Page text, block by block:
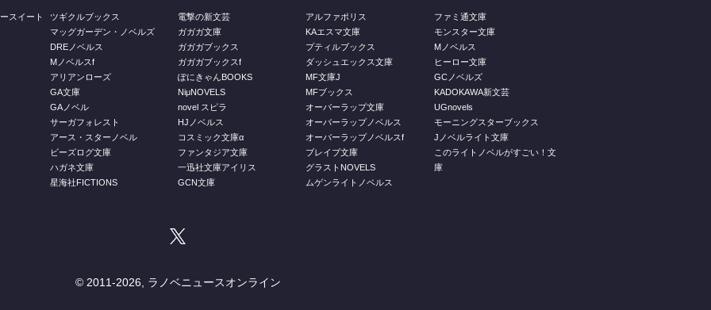
スイート
ツギクルブックス
マッグガーデン・ノベルズ
DREノベルス
Mノベルスf
アリアンローズ
GA文庫
GAノベル
サーガフォレスト
アース・スターノベル
ビーズログ文庫
ハガネ文庫
星海社FICTIONS
電撃の新文芸
ガガガ文庫
ガガガブックス
ガガガブックスf
ぽにきゃんBOOKS
NiμNOVELS
novel スピラ
HJノベルス
コスミック文庫α
ファンタジア文庫
一迅社文庫アイリス
GCN文庫
アルファポリス
KAエスマ文庫
プティルブックス
ダッシュエックス文庫
MF文庫J
MFブックス
オーバーラップ文庫
オーバーラップノベルス
オーバーラップノベルスf
ブレイブ文庫
グラストNOVELS
ムゲンライトノベルス
ファミ通文庫
モンスター文庫
Mノベルス
ヒーロー文庫
GCノベルズ
KADOKAWA新文芸
UGnovels
モーニングスターブックス
Jノベルライト文庫
このライトノベルがすごい！文
庫
© 2011-2026, ラノベニュースオンライン